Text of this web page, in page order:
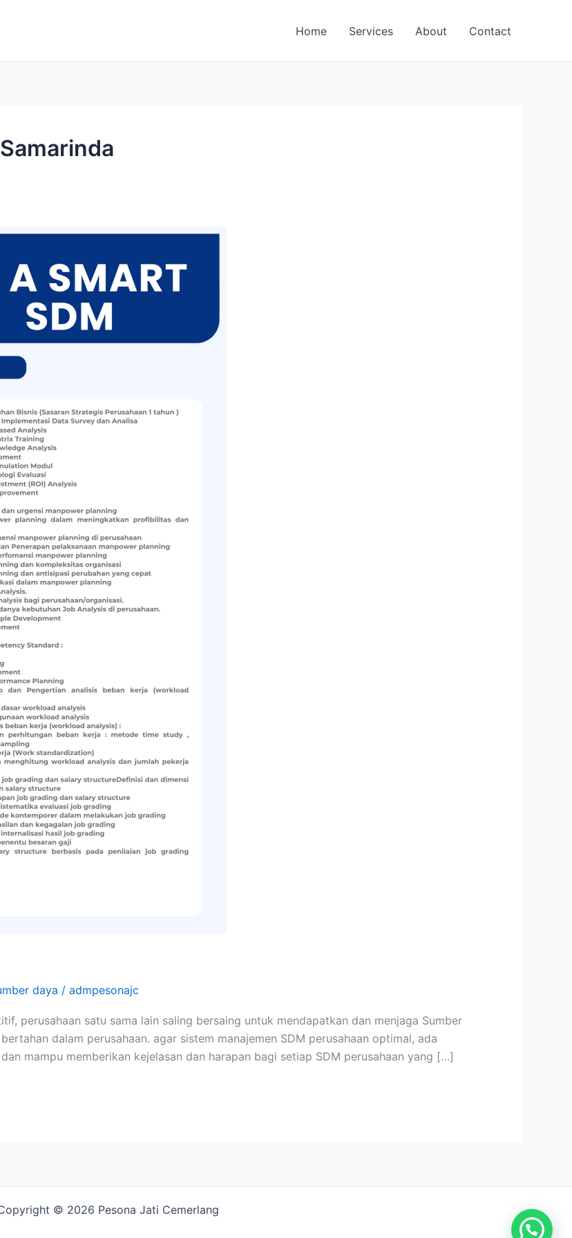
Home Services About Contact
daya / admpesonajc
perusahaan satu sama lain saling bersaing untuk mendapatkan dan menjaga Sumber
dalam perusahaan. agar sistem manajemen SDM perusahaan optimal, ada
mampu memberikan kejelasan dan harapan bagi setiap SDM perusahaan yang […]
© 2026 Pesona Jati Cemerlang